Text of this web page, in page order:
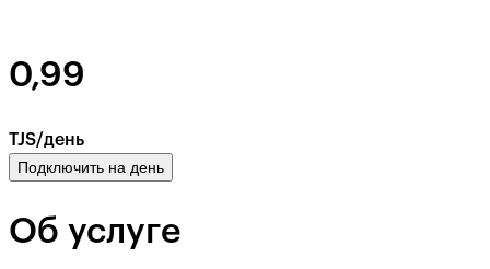
0,99
TJS/день
Подключить на день
Об услуге